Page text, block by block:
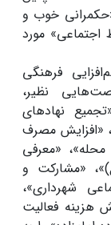
خوب و
اجتماعی» مورد
فرهنگی
نظیر،
نهادهای
«افزایش مصرف
«معرفی
«مشارکت و
شهرداری»،
هزینه فعالیت